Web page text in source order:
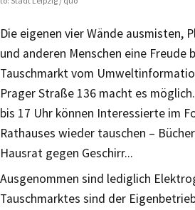
Die eigenen vier Wände ausmisten,
und anderen Menschen eine Freude
Tauschmarkt vom
Prager Straße 136 macht es
bis 17 Uhr können Interessierte im
Rathauses wieder tauschen –
Hausrat gegen Geschirr...
Ausgenommen sind lediglich
Tauschmarktes sind der